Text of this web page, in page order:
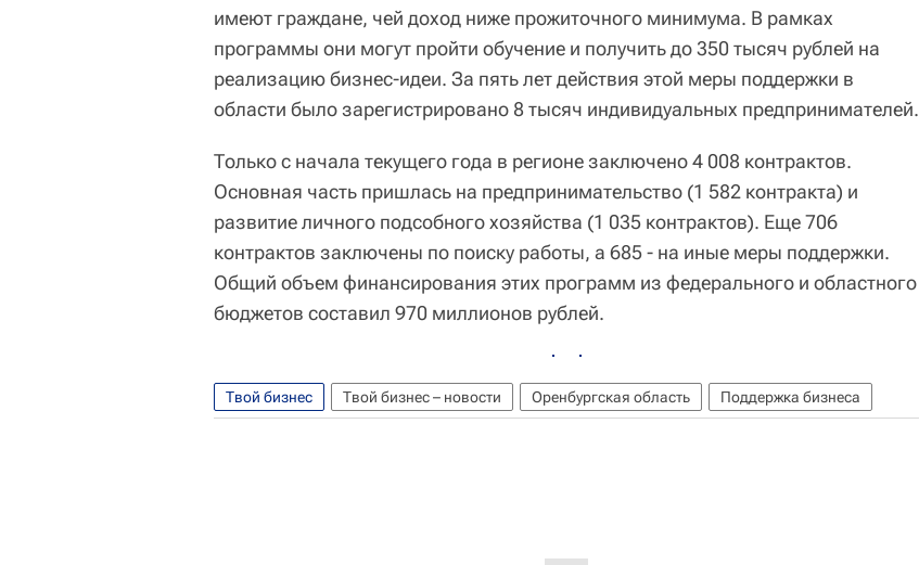
имеют граждане, чей доход ниже прожиточного минимума. В рамках
программы они могут пройти обучение и получить до 350 тысяч рублей на
реализацию бизнес-идеи. За пять лет действия этой меры поддержки в
области было зарегистрировано 8 тысяч индивидуальных предпринимателей.
Только с начала текущего года в регионе заключено 4 008 контрактов.
Основная часть пришлась на предпринимательство (1 582 контракта) и
развитие личного подсобного хозяйства (1 035 контрактов). Еще 706
контрактов заключены по поиску работы, а 685 - на иные меры поддержки.
Общий объем финансирования этих программ из федерального и областного
бюджетов составил 970 миллионов рублей.
Твой бизнес Твой бизнес – новости Оренбургская область Поддержка бизнеса